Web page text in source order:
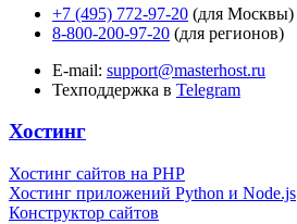
+7 (495) 772-97-20 (для Москвы)
8-800-200-97-20 (для регионов)
E-mail: support@masterhost.ru
Техподдержка в Telegram
Хостинг
Хостинг сайтов на PHP
Хостинг приложений Python и Node.js
Конструктор сайтов